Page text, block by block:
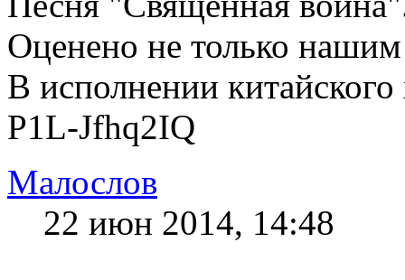
Оценено не только
В исполнении китайского
P1L-Jfhq2IQ
Малослов
22 июн 2014, 14:48